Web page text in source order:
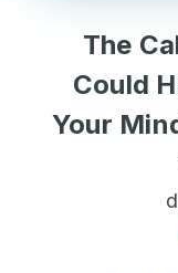
The
Could
Your